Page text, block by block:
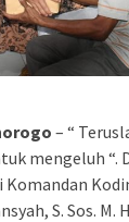
– “
mengeluh “.
S. Sos.